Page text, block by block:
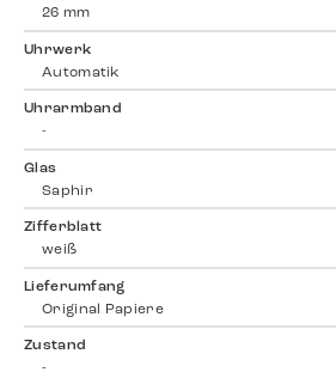
26 mm
Uhrwerk
Automatik
Uhrarmband
-
Glas
Saphir
Zifferblatt
weiß
Lieferumfang
Original Papiere
Zustand
-